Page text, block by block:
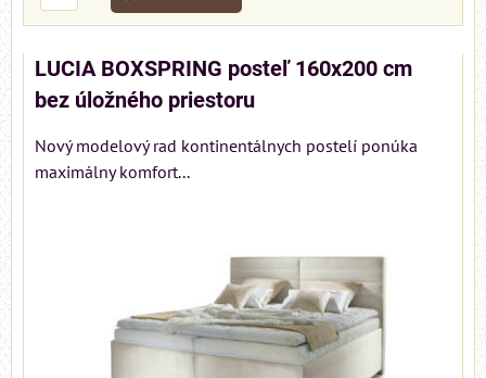
LUCIA BOXSPRING posteľ 160x200 cm
bez úložného priestoru
Nový modelový rad kontinentálnych postelí ponúka
maximálny komfort...